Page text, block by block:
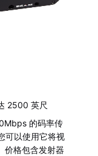
2500 英尺
的码率传
可以使用它将视
价格包含发射器